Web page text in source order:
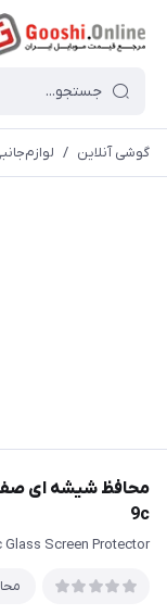
گوشی آنلاین /
9c
Glass Screen Protector